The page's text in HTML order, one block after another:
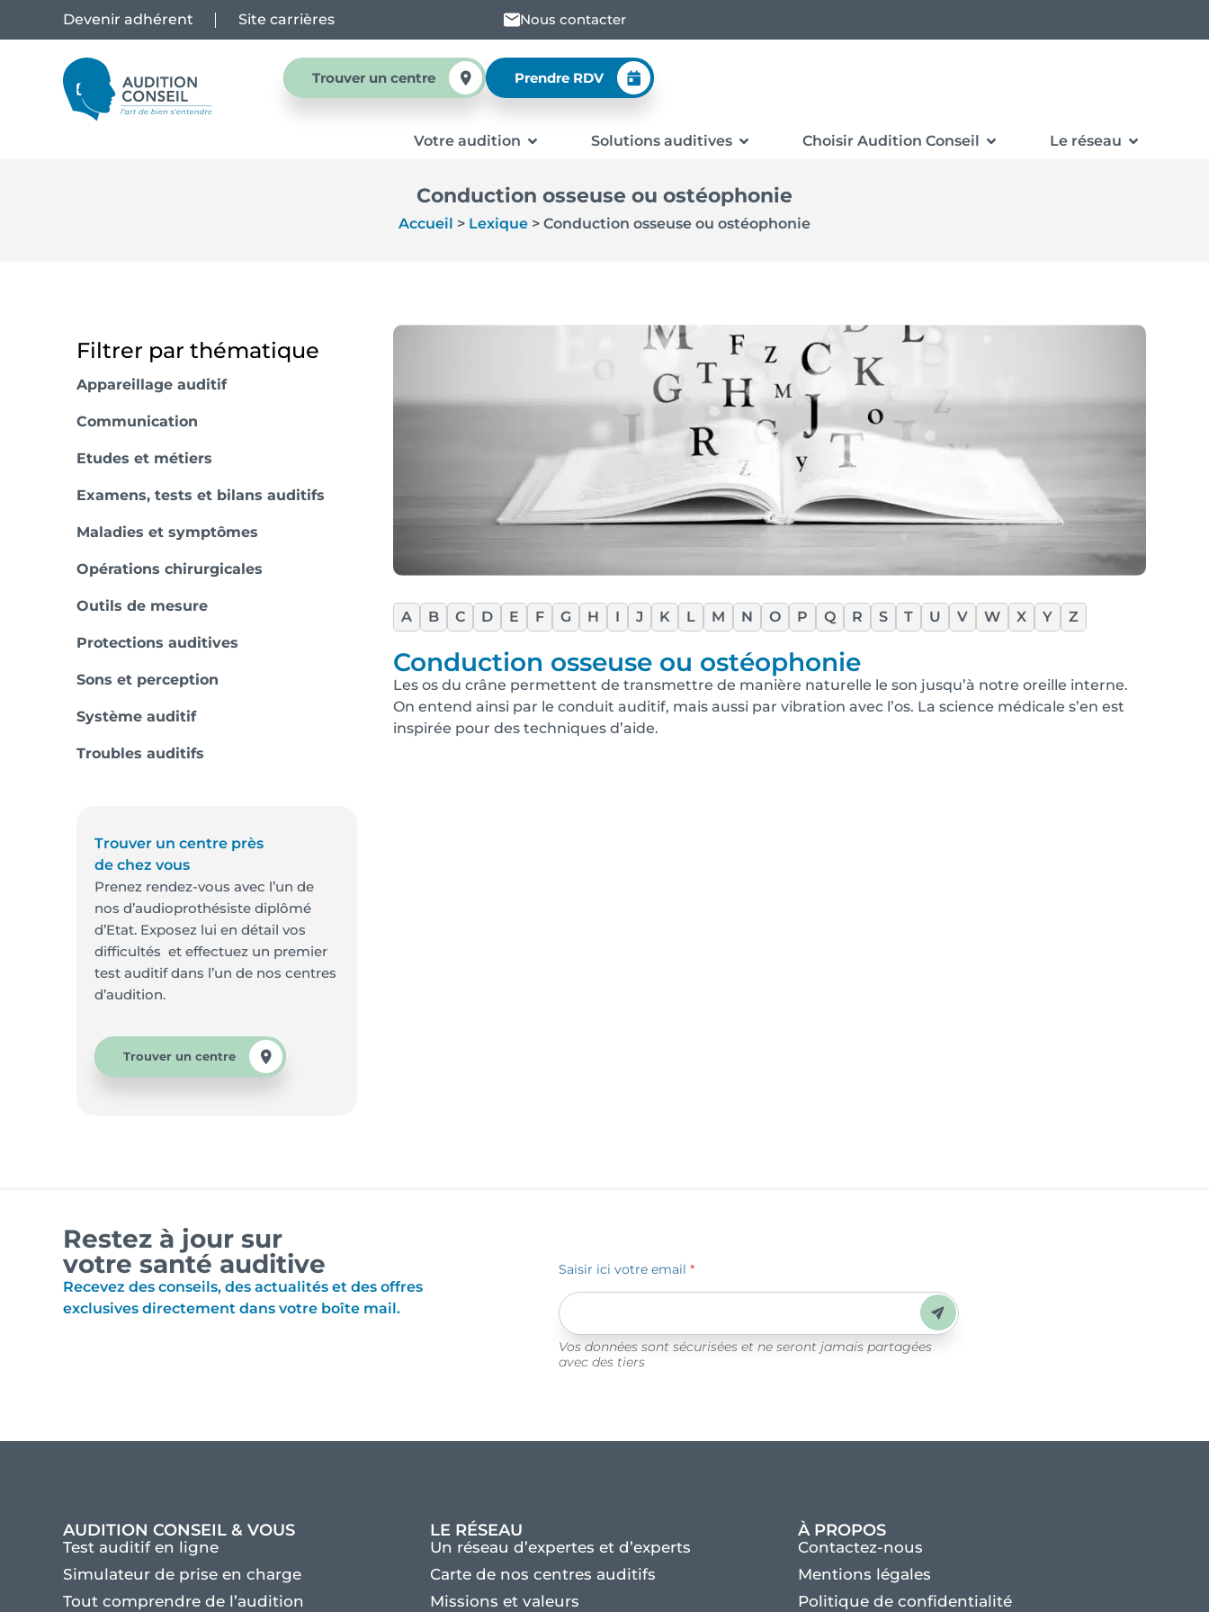
Devenir adhérent Site carrières Nous contacter
Trouver un centre Prendre RDV
Votre audition Solutions auditives Choisir Audition Conseil Le réseau
Conduction osseuse ou ostéophonie
Accueil > Lexique > Conduction osseuse ou ostéophonie
Filtrer par thématique
Appareillage auditif
Communication
Etudes et métiers
Examens, tests et bilans auditifs
Maladies et symptômes
Opérations chirurgicales
Outils de mesure
Protections auditives
Sons et perception
Système auditif
Troubles auditifs
Trouver un centre près
de chez vous
Prenez rendez-vous avec l’un de
nos d’audioprothésiste diplômé
d’Etat. Exposez lui en détail vos
difficultés et effectuez un premier
test auditif dans l’un de nos centres
d’audition.
Trouver un centre
A B C D E F G H I J K L M N O P Q R S T U V W X Y Z
Conduction osseuse ou ostéophonie
Les os du crâne permettent de transmettre de manière naturelle le son jusqu’à notre oreille interne.
On entend ainsi par le conduit auditif, mais aussi par vibration avec l’os. La science médicale s’en est
inspirée pour des techniques d’aide.
Restez à jour sur
votre santé auditive
Recevez des conseils, des actualités et des offres
exclusives directement dans votre boîte mail.
Saisir ici votre email *
Vos données sont sécurisées et ne seront jamais partagées
avec des tiers
Envoyer
AUDITION CONSEIL & VOUS
Test auditif en ligne
Simulateur de prise en charge
Tout comprendre de l’audition
LE RÉSEAU
Un réseau d’expertes et d’experts
Carte de nos centres auditifs
Missions et valeurs
À PROPOS
Contactez-nous
Mentions légales
Politique de confidentialité